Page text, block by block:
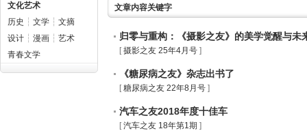
文化艺术
历史 ┆ 文学 ┆ 文摘
设计 ┆ 漫画 ┆ 艺术
青春文学
文章内容关键字
归零与重构：《摄影之友》的美学觉醒与未
景
[摄影之友 25年4月号 ]
《糖尿病之友》杂志出书了
[糖尿病之友 22年8月号 ]
汽车之友2018年度十佳车
[汽车之友 18年第1期 ]